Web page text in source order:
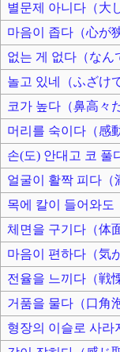
별문제 아니다（大
마음이 좁다（心が
없는 게 없다（なん
놀고 있네（ふざけ
코가 높다（鼻高々
머리를 숙이다（感
손(도) 안대고 코 풀
얼굴이 활짝 피다（
목에 칼이 들어와도
체면을 구기다（体
마음이 편하다（気
전율을 느끼다（戦
거품을 물다（口角
형장의 이슬로 사라